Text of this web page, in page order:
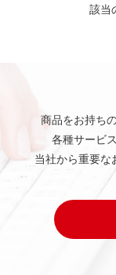
該当
商品をお持ち
各種サービ
当社から重要な